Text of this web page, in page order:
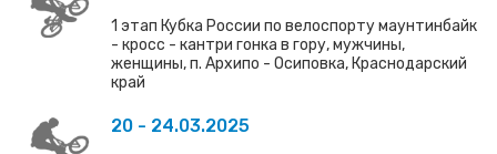
1 этап Кубка России по велоспорту маунтинбайк
- кросс - кантри гонка в гору, мужчины,
женщины, п. Архипо - Осиповка, Краснодарский
край
20 - 24.03.2025